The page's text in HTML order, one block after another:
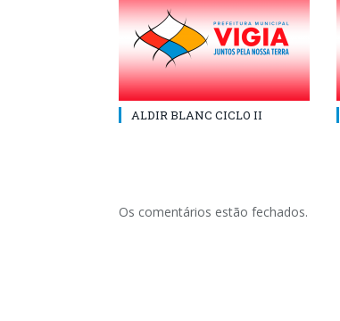
ALDIR BLANC CICLO II
Os comentários estão fechados.